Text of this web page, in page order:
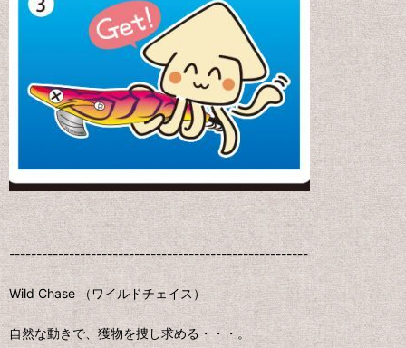
-------------------------------------------------------
Wild Chase （ワイルドチェイス）
自然な動きで、獲物を捜し求める・・・。